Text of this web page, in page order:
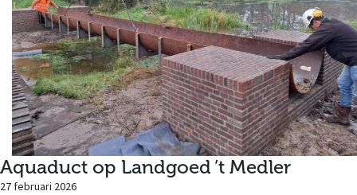
Aquaduct op Landgoed ’t Medler
27 februari 2026